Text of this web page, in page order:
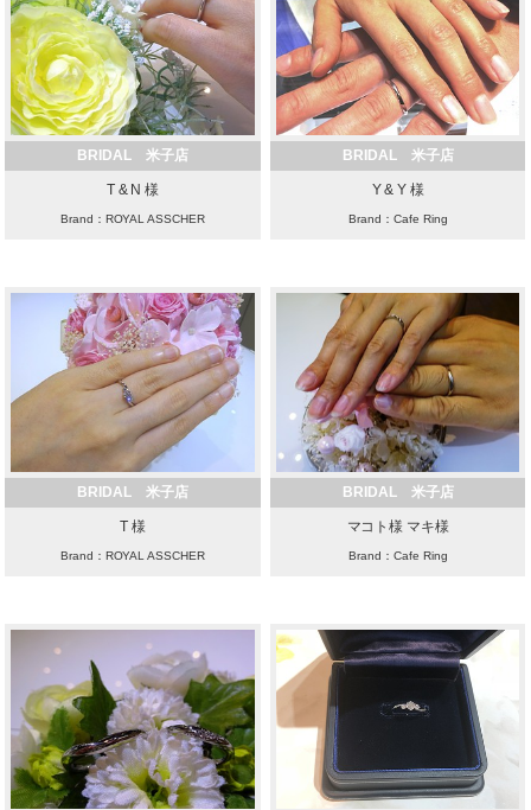
BRIDAL 米子店
T & N 様
Brand：ROYAL ASSCHER
BRIDAL 米子店
Y & Y 様
Brand：Cafe Ring
BRIDAL 米子店
T 様
Brand：ROYAL ASSCHER
BRIDAL 米子店
マコト様 マキ様
Brand：Cafe Ring